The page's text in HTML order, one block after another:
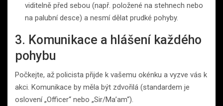
viditelně před sebou (např. položené na stehnech nebo
na palubní desce) a nesmí dělat prudké pohyby.
3. Komunikace a hlášení každého
pohybu
Počkejte, až policista přijde k vašemu okénku a vyzve vás k
akci. Komunikace by měla být zdvořilá (standardem je
oslovení „Officer“ nebo „Sir/Ma’am“).